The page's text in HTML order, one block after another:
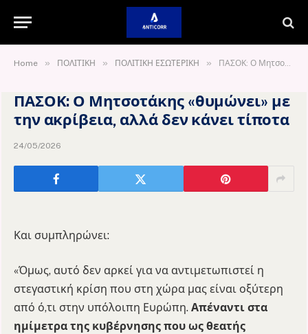
Home » ΠΟΛΙΤΙΚΗ » ΠΟΛΙΤΙΚΗ ΕΣΩΤΕΡΙΚΗ » ΠΑΣΟΚ: Ο Μητσοτάκης «θυμώνει» με την ακρίβεια, αλλά δεν κάνει τίποτα
ΠΑΣΟΚ: Ο Μητσοτάκης «θυμώνει» με
την ακρίβεια, αλλά δεν κάνει τίποτα
24/05/2026
Και συμπληρώνει:
«Όμως, αυτό δεν αρκεί για να αντιμετωπιστεί η
στεγαστική κρίση που στη χώρα μας είναι οξύτερη
από ό,τι στην υπόλοιπη Ευρώπη. Απέναντι στα
ημίμετρα της κυβέρνησης που ως θεατής